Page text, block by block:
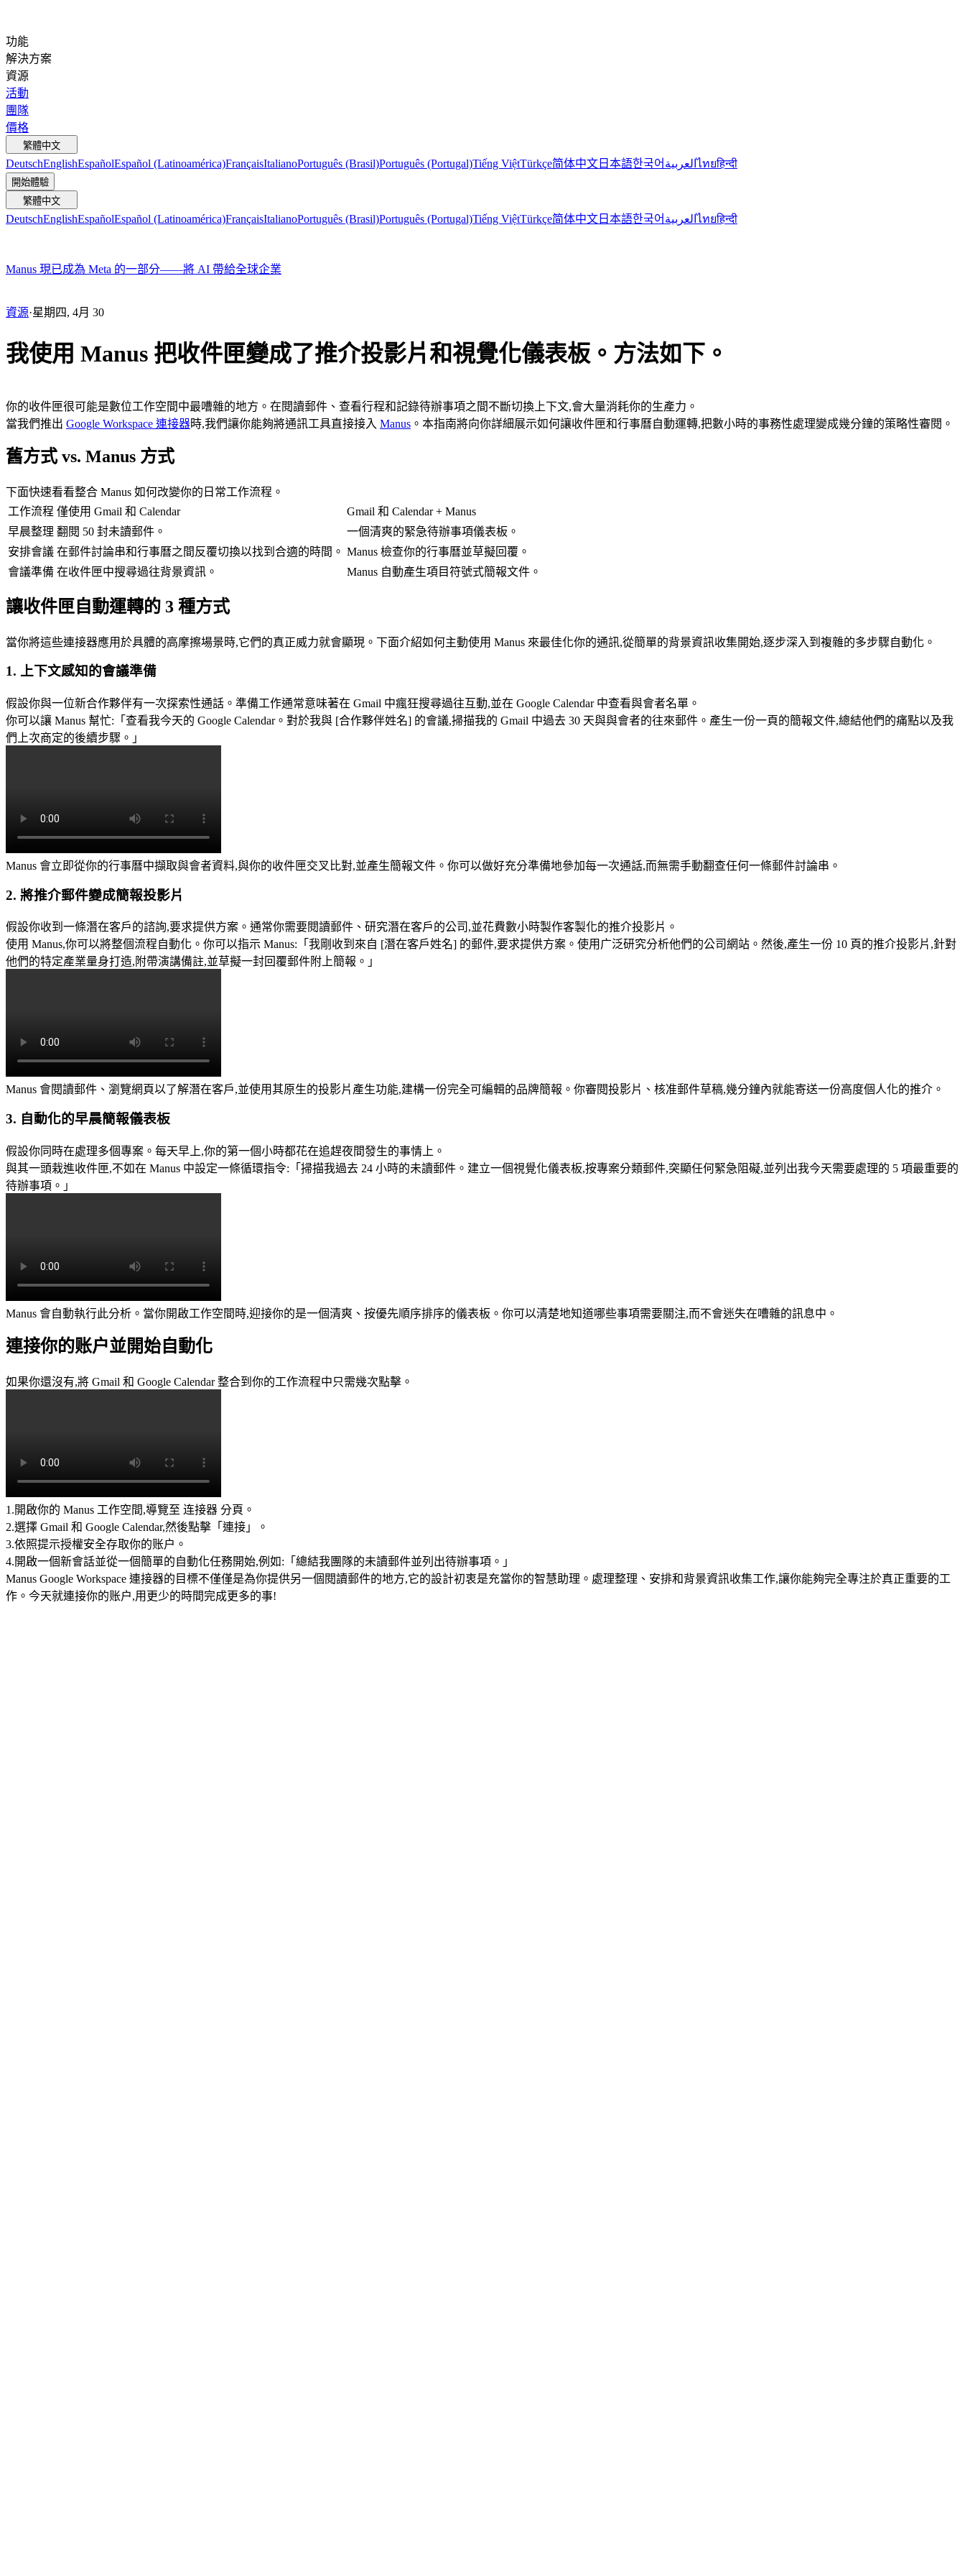
功能
解決方案
資源
活動
團隊
價格
繁體中文
DeutschEnglishEspañolEspañol (Latinoamérica)FrançaisItalianoPortuguês (Brasil)Português (Portugal)Tiếng ViệtTürkçe简体中文 日本語한국어 العربيةไทยहिन्दी
開始體驗
繁體中文
DeutschEnglishEspañolEspañol (Latinoamérica)FrançaisItalianoPortuguês (Brasil)Português (Portugal)Tiếng ViệtTürkçe简体中文 日本語한국어 العربيةไทยहिन्दी
Manus 現已成為 Meta 的一部分——將 AI 帶給全球企業
資源·星期四, 4月 30
我使用 Manus 把收件匣變成了推介投影片和視覺化儀表板。方法如下。
你的收件匣很可能是數位工作空間中最嘈雜的地方。在閱讀郵件、查看行程和記錄待辦事項之間不斷切換上下文,會大量消耗你的生產力。
當我們推出 Google Workspace 連接器時,我們讓你能夠將通訊工具直接接入 Manus 。本指南將向你詳細展示如何讓收件匣和行事曆自動運轉,把數小時的事務性處理變成幾分鐘的策略性審閱。
舊方式 vs. Manus 方式
下面快速看看整合 Manus 如何改變你的日常工作流程。
工作流程 僅使用 Gmail 和 Calendar
Gmail 和 Calendar + Manus
早晨整理 翻閱 50 封未讀郵件。
一個清爽的緊急待辦事項儀表板。
安排會議 在郵件討論串和行事曆之間反覆切換以找到合適的時間。 Manus 檢查你的行事曆並草擬回覆。
會議準備 在收件匣中搜尋過往背景資訊。 Manus 自動產生項目符號式簡報文件。
讓收件匣自動運轉的 3 種方式
當你將這些連接器應用於具體的高摩擦場景時,它們的真正威力就會顯現。下面介紹如何主動使用 Manus 來最佳化你的通訊,從簡單的背景資訊收集開始,逐步深入到複雜的多步驟自動化。
1. 上下文感知的會議準備
假設你與一位新合作夥伴有一次探索性通話。準備工作通常意味著在 Gmail 中瘋狂搜尋過往互動,並在 Google Calendar 中查看與會者名單。
你可以讓 Manus 幫忙: 「查看我今天的 Google Calendar。對於我與 [合作夥伴姓名] 的會議,掃描我的 Gmail 中過去 30 天與與會者的往來郵件。產生一份一頁的簡報文件,總結他們的痛點以及我
們上次商定的後續步驟。」
Manus 會立即從你的行事曆中擷取與會者資料,與你的收件匣交叉比對,並產生簡報文件。你可以做好充分準備地參加每一次通話,而無需手動翻查任何一條郵件討論串。
2. 將推介郵件變成簡報投影片
假設你收到一條潛在客戶的諮詢,要求提供方案。通常你需要閱讀郵件、研究潛在客戶的公司,並花費數小時製作客製化的推介投影片。
使用 Manus,你可以將整個流程自動化。你可以指示 Manus: 「我剛收到來自 [潛在客戶姓名] 的郵件,要求提供方案。使用广泛研究分析他們的公司網站。然後,產生一份 10 頁的推介投影片,針對
他們的特定產業量身打造,附帶演講備註,並草擬一封回覆郵件附上簡報。」
Manus 會閱讀郵件、瀏覽網頁以了解潛在客戶,並使用其原生的投影片產生功能,建構一份完全可編輯的品牌簡報。你審閱投影片、核准郵件草稿,幾分鐘內就能寄送一份高度個人化的推介。
3. 自動化的早晨簡報儀表板
假設你同時在處理多個專案。每天早上,你的第一個小時都花在追趕夜間發生的事情上。
與其一頭栽進收件匣,不如在 Manus 中設定一條循環指令: 「掃描我過去 24 小時的未讀郵件。建立一個視覺化儀表板,按專案分類郵件,突顯任何緊急阻礙,並列出我今天需要處理的 5 項最重要的
待辦事項。」
Manus 會自動執行此分析。當你開啟工作空間時,迎接你的是一個清爽、按優先順序排序的儀表板。你可以清楚地知道哪些事項需要關注,而不會迷失在嘈雜的訊息中。
連接你的账户並開始自動化
如果你還沒有,將 Gmail 和 Google Calendar 整合到你的工作流程中只需幾次點擊。
1 .開啟你的 Manus 工作空間,導覽至 连接器 分頁。
2.選擇 Gmail 和 Google Calendar,然後點擊「連接」。
3.依照提示授權安全存取你的账户。
4.開啟一個新會話並從一個簡單的自動化任務開始,例如: 「總結我團隊的未讀郵件並列出待辦事項。」
Manus Google Workspace 連接器的目標不僅僅是為你提供另一個閱讀郵件的地方,它的設計初衷是充當你的智慧助理。處理整理、安排和背景資訊收集工作,讓你能夠完全專注於真正重要的工
作。今天就連接你的账户,用更少的時間完成更多的事!